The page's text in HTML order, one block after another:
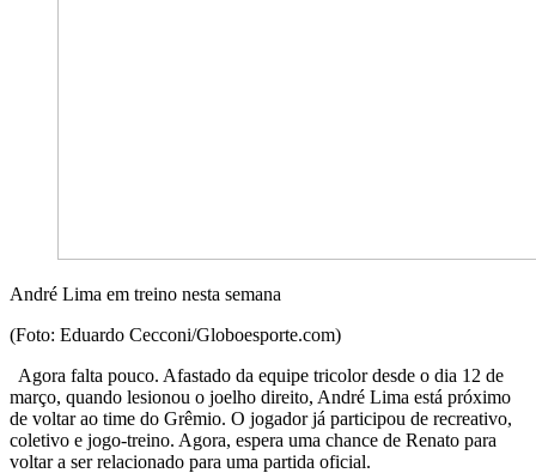
André Lima em treino nesta semana
(Foto: Eduardo Cecconi/Globoesporte.com)
Agora falta pouco. Afastado da equipe tricolor desde o dia 12 de
março, quando lesionou o joelho direito, André Lima está próximo
de voltar ao time do Grêmio. O jogador já participou de recreativo,
coletivo e jogo-treino. Agora, espera uma chance de Renato para
voltar a ser relacionado para uma partida oficial.